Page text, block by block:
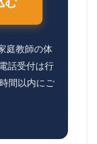
庭教師の体
話受付は行
間以内にご